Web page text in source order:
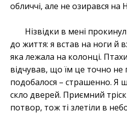
обличчі, але не озирався на
Нізвідки в мені
до життя: я встав на ноги й
яка лежала на колонці.
відчував, що їм це точно не
подобалося – страшенно. Я
скло дверей. Приємний
потвор, тож ті злетіли в